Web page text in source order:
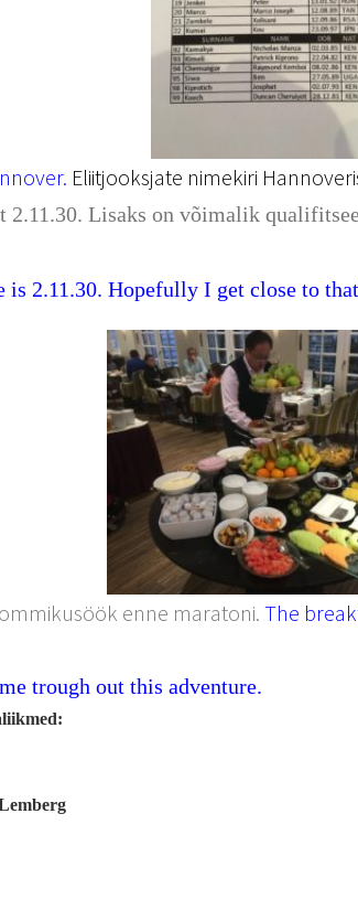
Eliitjooksjate nimekiri
Lisaks on võimalik
2.11.30. Hopefully I get close to
enne maratoni. The
trough out this adventure.